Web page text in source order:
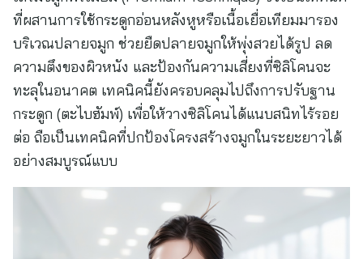
ที่ผสานการใช้กระดูกอ่อนหลังหูหรือเนื้อเยื่อเทียมมารอง
บริเวณปลายจมูก ช่วยยืดปลายจมูกให้พุ่งสวยได้รูป ลด
ความตึงของผิวหนัง และป้องกันความเสี่ยงที่ซิลิโคนจะ
ทะลุในอนาคต เทคนิคนี้ยังครอบคลุมไปถึงการปรับฐาน
กระดูก (ตะไบฮัมพ์) เพื่อให้วางซิลิโคนได้แนบสนิทไร้รอย
ต่อ ถือเป็นเทคนิคที่ปกป้องโครงสร้างจมูกในระยะยาวได้
อย่างสมบูรณ์แบบ